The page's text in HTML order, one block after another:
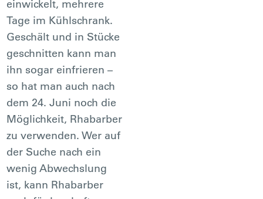
einwickelt, mehrere
Tage im Kühlschrank.
Geschält und in Stücke
geschnitten kann man
ihn sogar einfrieren –
so hat man auch nach
dem 24. Juni noch die
Möglichkeit, Rhabarber
zu verwenden. Wer auf
der Suche nach ein
wenig Abwechslung
ist, kann Rhabarber